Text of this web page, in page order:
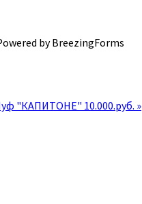
by BreezingForms
"КАПИТОНЕ" 10.000.руб. »